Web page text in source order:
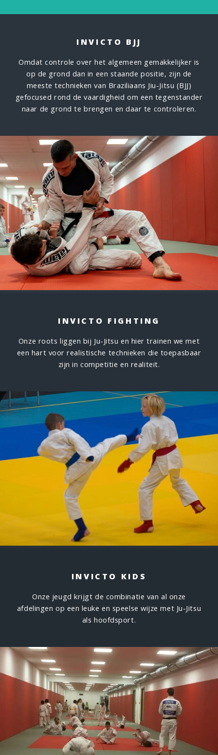
INVICTO BJJ
Omdat controle over het algemeen gemakkelijker is
op de grond dan in een staande positie, zijn de
meeste technieken van Braziliaans Jiu-Jitsu (BJJ)
gefocused rond de vaardigheid om een tegenstander
naar de grond te brengen en daar te controleren.
INVICTO FIGHTING
Onze roots liggen bij Ju-Jitsu en hier trainen we met
een hart voor realistische technieken die toepasbaar
zijn in competitie en realiteit.
INVICTO KIDS
Onze jeugd krijgt de combinatie van al onze
afdelingen op een leuke en speelse wijze met Ju-Jitsu
als hoofdsport.